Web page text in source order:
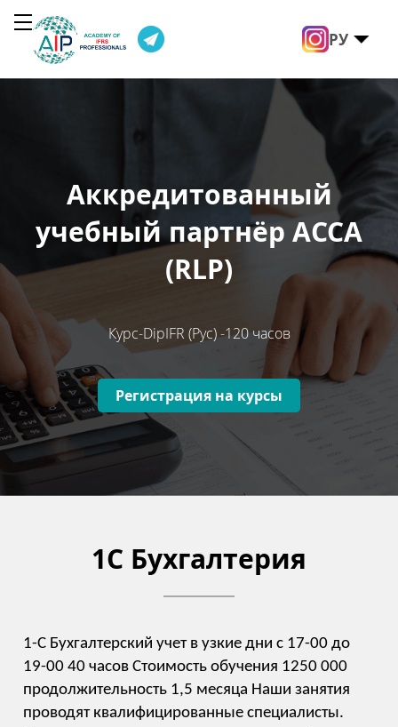
РУ
Аккредитованный
учебный партнёр АССА
(RLP)
Курс-DipIFR (Рус) -120 часов
Регистрация на курсы
1С Бухгалтерия
1-С Бухгалтерский учет в узкие дни с 17-00 до
19-00 40 часов Стоимость обучения 1250 000
продолжительность 1,5 месяца Наши занятия
проводят квалифицированные специалисты.